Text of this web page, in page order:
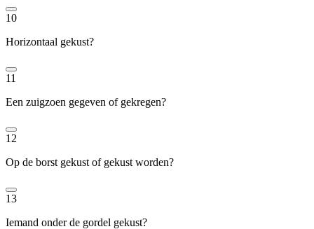
10
Horizontaal gekust?
11
Een zuigzoen gegeven of gekregen?
12
Op de borst gekust of gekust worden?
13
Iemand onder de gordel gekust?